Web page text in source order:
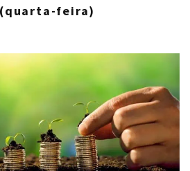
feira)